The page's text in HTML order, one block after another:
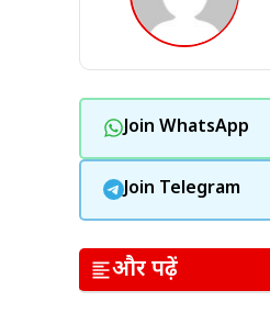
Join WhatsApp
Join Telegram
और पढ़ें